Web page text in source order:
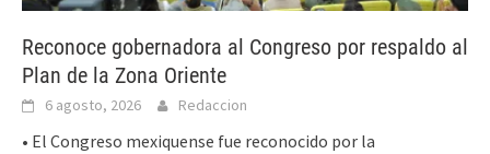
Reconoce gobernadora al Congreso por respaldo al
Plan de la Zona Oriente
6 agosto, 2026 Redaccion
• El Congreso mexiquense fue reconocido por la